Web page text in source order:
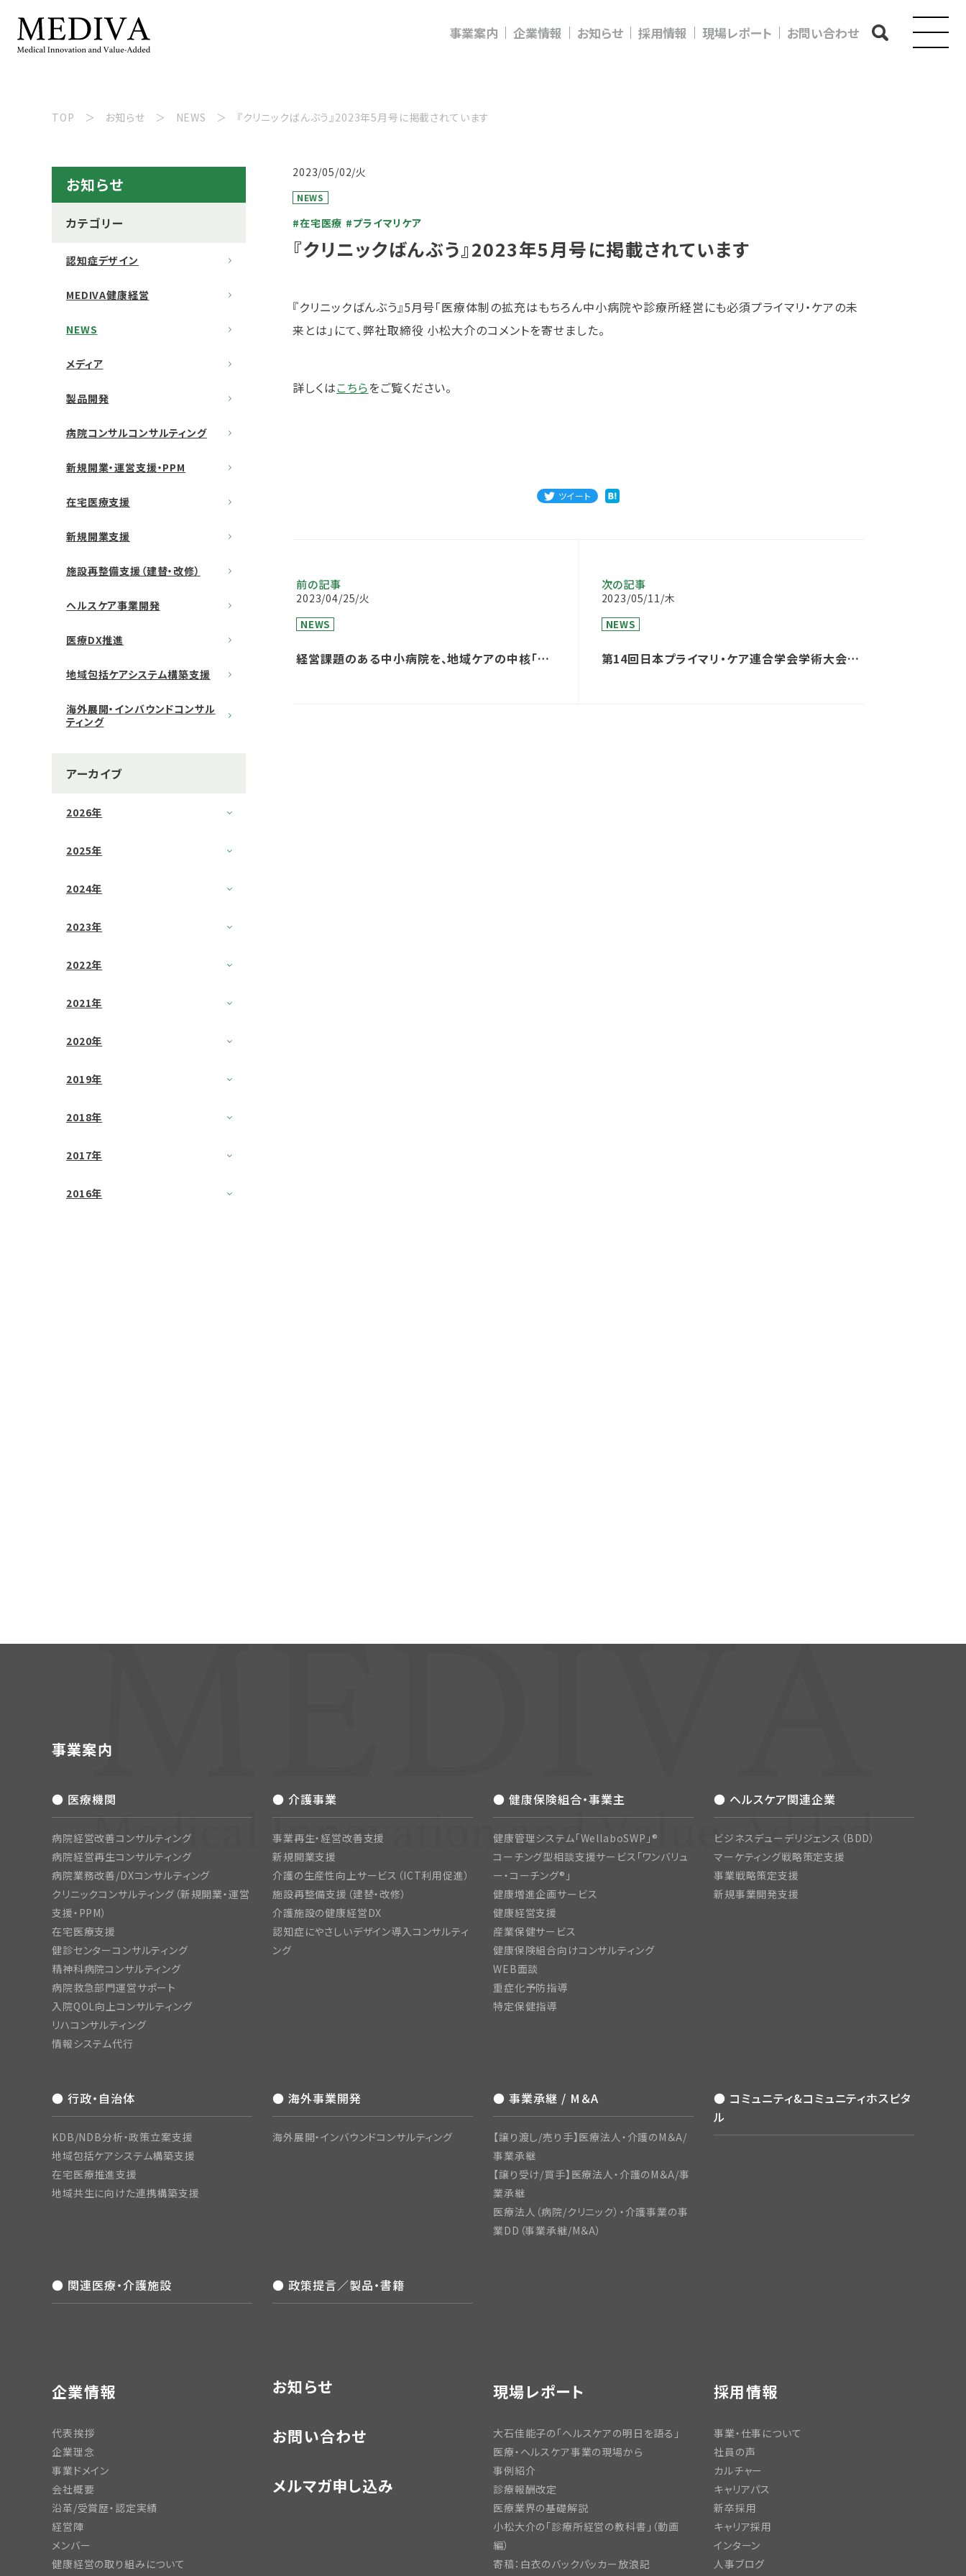
事業案内 企業情報 お知らせ 採用情報 現場レポート お問い合わせ
TOP お知らせ NEWS 『クリニックばんぶう』2023年5月号に掲載されています
お知らせ
カテゴリー
認知症デザイン
MEDIVA健康経営
NEWS
メディア
製品開発
病院コンサルコンサルティング
新規開業・運営支援・PPM
在宅医療支援
新規開業支援
施設再整備支援（建替・改修）
ヘルスケア事業開発
医療DX推進
地域包括ケアシステム構築支援
海外展開・インバウンドコンサル
ティング
アーカイブ
2026年
2025年
2024年
2023年
2022年
2021年
2020年
2019年
2018年
2017年
2016年
2023/05/02/火
NEWS
#在宅医療 #プライマリケア
『クリニックばんぶう』2023年5月号に掲載されています
『クリニックばんぶう』5月号「医療体制の拡充はもちろん中小病院や診療所経営にも必須プライマリ・ケアの未
来とは」にて、弊社取締役 小松大介のコメントを寄せました。
詳しくはこちらをご覧ください。
ツイート
前の記事
2023/04/25/火
NEWS
経営課題のある中小病院を、地域ケアの中核「コ
次の記事
2023/05/11/木
NEWS
第14回日本プライマリ・ケア連合学会学術大会シ
事業案内
● 医療機関
病院経営改善コンサルティング
病院経営再生コンサルティング
病院業務改善/DXコンサルティング
クリニックコンサルティング（新規開業・運営
支援・PPM）
在宅医療支援
健診センターコンサルティング
精神科病院コンサルティング
病院救急部門運営サポート
入院QOL向上コンサルティング
リハコンサルティング
情報システム代行
● 介護事業
事業再生・経営改善支援
新規開業支援
介護の生産性向上サービス（ICT利用促進）
施設再整備支援（建替・改修）
介護施設の健康経営DX
認知症にやさしいデザイン導入コンサルティ
ング
● 健康保険組合・事業主
健康管理システム「WellaboSWP」®
コーチング型相談支援サービス「ワンバリュ
ー・コーチング®」
健康増進企画サービス
健康経営支援
産業保健サービス
健康保険組合向けコンサルティング
WEB面談
重症化予防指導
特定保健指導
● ヘルスケア関連企業
ビジネスデューデリジェンス（BDD）
マーケティング戦略策定支援
事業戦略策定支援
新規事業開発支援
● 行政・自治体
KDB/NDB分析・政策立案支援
地域包括ケアシステム構築支援
在宅医療推進支援
地域共生に向けた連携構築支援
● 海外事業開発
海外展開・インバウンドコンサルティング
● 事業承継 / M＆A
【譲り渡し/売り手】医療法人・介護のM＆A/
事業承継
【譲り受け/買手】医療法人・介護のM＆A/事
業承継
医療法人（病院/クリニック）・介護事業の事
業DD（事業承継/M＆A）
● コミュニティ&コミュニティホスピタ
ル
● 関連医療・介護施設 ● 政策提言／製品・書籍
企業情報
代表挨拶
企業理念
事業ドメイン
会社概要
沿革/受賞歴・認定実績
経営陣
メンバー
健康経営の取り組みについて
お知らせ
お問い合わせ
メルマガ申し込み
現場レポート
大石佳能子の「ヘルスケアの明日を語る」
医療・ヘルスケア事業の現場から
事例紹介
診療報酬改定
医療業界の基礎解説
小松大介の「診療所経営の教科書」（動画
編）
寄稿：白衣のバックパッカー放浪記
採用情報
事業・仕事について
社員の声
カルチャー
キャリアパス
新卒採用
キャリア採用
インターン
人事ブログ